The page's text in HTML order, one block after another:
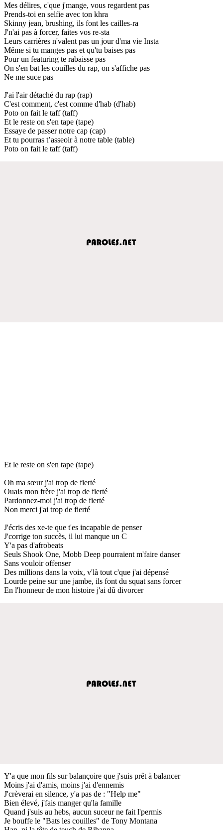
Mes délires, c'que j'mange, vous regardent pas
Prends-toi en selfie avec ton khra
Skinny jean, brushing, ils font les cailles-ra
J'n'ai pas à forcer, faites vos re-sta
Leurs carrières n'valent pas un jour d'ma vie Insta
Même si tu manges pas et qu'tu baises pas
Pour un featuring te rabaisse pas
On s'en bat les couilles du rap, on s'affiche pas
Ne me suce pas
J'ai l'air détaché du rap (rap)
C'est comment, c'est comme d'hab (d'hab)
Poto on fait le taff (taff)
Et le reste on s'en tape (tape)
Essaye de passer notre cap (cap)
Et tu pourras t’asseoir à notre table (table)
Poto on fait le taff (taff)
Et le reste on s'en tape (tape)
Oh ma sœur j'ai trop de fierté
Ouais mon frère j'ai trop de fierté
Pardonnez-moi j'ai trop de fierté
Non merci j'ai trop de fierté
J'écris des xe-te que t'es incapable de penser
J'corrige ton succès, il lui manque un C
Y'a pas d'afrobeats
Seuls Shook One, Mobb Deep pourraient m'faire danser
Sans vouloir offenser
Des millions dans la voix, v'là tout c'que j'ai dépensé
Lourde peine sur une jambe, ils font du squat sans forcer
En l'honneur de mon histoire j'ai dû divorcer
Y'a que mon fils sur balançoire que j'suis prêt à balancer
Moins j'ai d'amis, moins j'ai d'ennemis
J'crèverai en silence, y'a pas de : "Help me"
Bien élevé, j'fais manger qu'la famille
Quand j'suis au hebs, aucun suceur ne fait l'permis
Je bouffe le "Bats les couilles" de Tony Montana